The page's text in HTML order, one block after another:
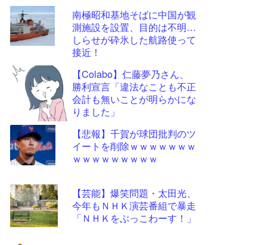
南極昭和基地そばに中国が観
測施設を設置、目的は不明…
しらせが砕氷した航路使って
接近！
【Colabo】仁藤夢乃さん、
勝利宣言「違法なことも不正
会計も無いことが明らかにな
りました」
【悲報】千賀が球団批判のツ
イートを削除ｗｗｗｗｗｗｗ
ｗｗｗｗｗｗｗｗｗ
【芸能】爆笑問題・太田光、
今年もＮＨＫ演芸番組で暴走
「ＮＨＫをぶっこわーす！」
更新
ツー
ル